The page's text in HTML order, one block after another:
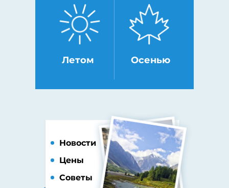
Летом Осенью
Новости
Цены
Советы